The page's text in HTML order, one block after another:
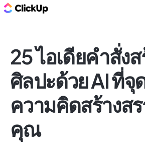
25 ไอเดียคำสั่ง
ศิลปะด้วย AI ที่จุ
ความคิดสร้างส
คุณ